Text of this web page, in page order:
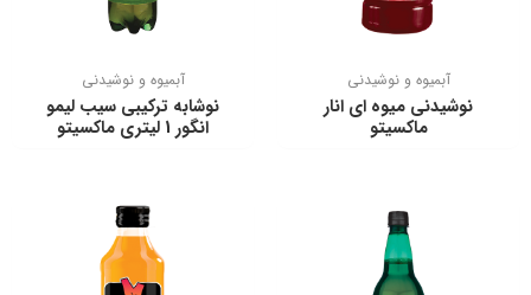
آبمیوه و نوشیدنی
نوشیدنی میوه ای انار
ماکسیتو
آبمیوه و نوشیدنی
نوشابه ترکیبی سیب لیمو
انگور 1 لیتری ماکسیتو